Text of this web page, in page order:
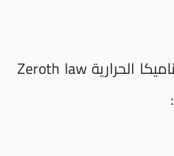
القانون الصفري للديناميكا الحرارية Zeroth law